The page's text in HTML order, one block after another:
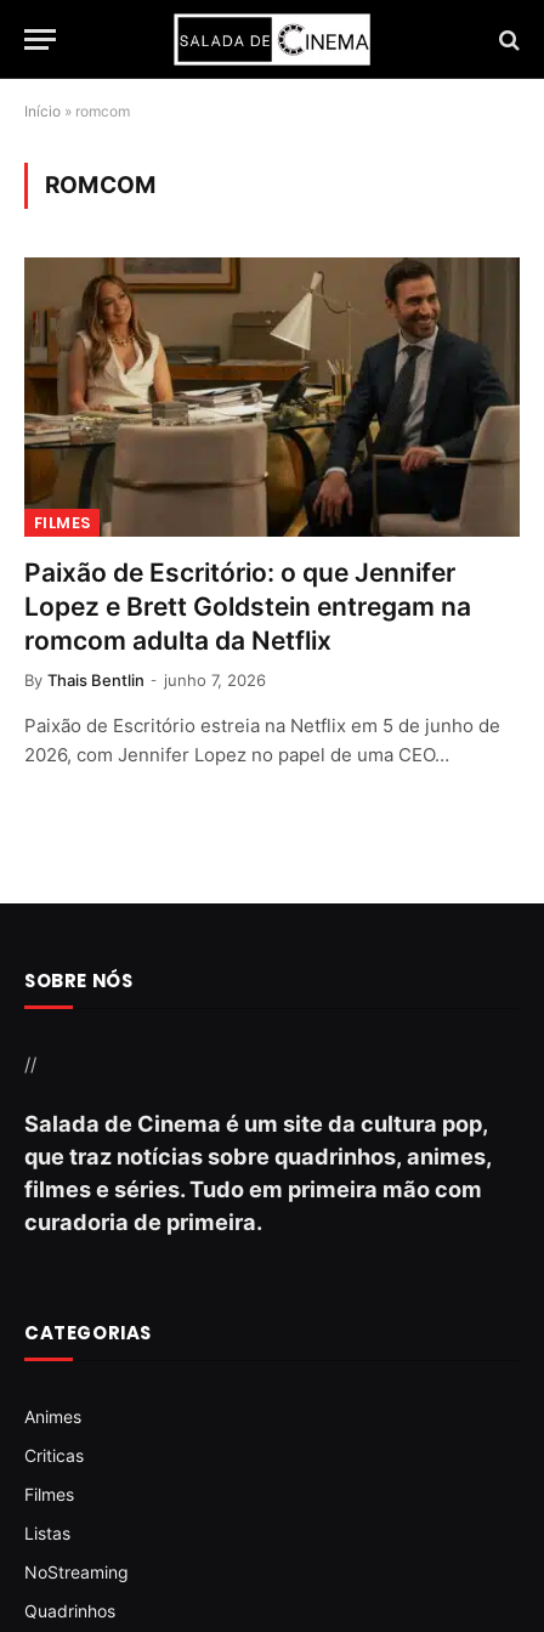
Início » romcom
ROMCOM
FILMES
Paixão de Escritório: o que Jennifer
Lopez e Brett Goldstein entregam na
romcom adulta da Netflix
By Thais Bentlin junho 7, 2026
Paixão de Escritório estreia na Netflix em 5 de junho de
2026, com Jennifer Lopez no papel de uma CEO…
SOBRE NÓS
//
Salada de Cinema é um site da cultura pop,
que traz notícias sobre quadrinhos, animes,
filmes e séries. Tudo em primeira mão com
curadoria de primeira.
CATEGORIAS
Animes
Criticas
Filmes
Listas
NoStreaming
Quadrinhos